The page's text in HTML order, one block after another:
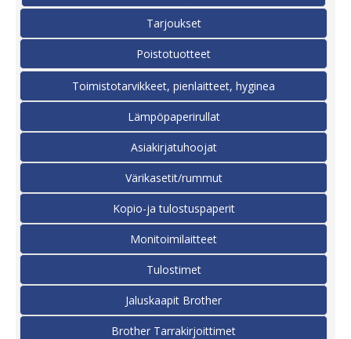
Tarjoukset
Poistotuotteet
Toimistotarvikkeet, pienlaitteet, hyginea
Lämpöpaperirullat
Asiakirjatuhoojat
Värikasetit/rummut
Kopio-ja tulostuspaperit
Monitoimilaitteet
Tulostimet
Jaluskaapit Brother
Brother Tarrakirjoittimet